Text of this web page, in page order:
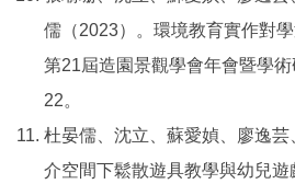
儒（2023）。環境教育實作對
第21屆造園景觀學會年會暨學
22。
杜晏儒、沈立、蘇愛媜、廖逸
介空間下鬆散遊具教學與幼兒